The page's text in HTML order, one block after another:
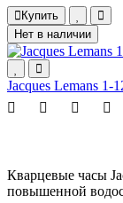
Купить
Нет в наличии
Jacques Lemans 1-
Кварцевые часы
повышенной